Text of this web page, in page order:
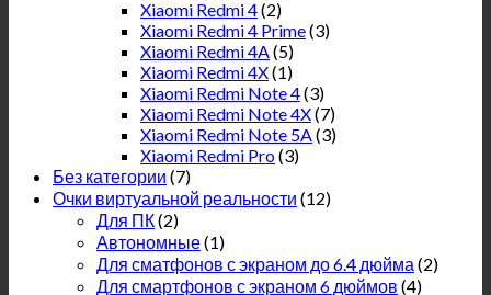
Xiaomi Redmi 4(2)
Xiaomi Redmi 4 Prime(3)
Xiaomi Redmi 4A(5)
Xiaomi Redmi 4X(1)
Xiaomi Redmi Note 4(3)
Xiaomi Redmi Note 4X(7)
Xiaomi Redmi Note 5A(3)
Xiaomi Redmi Pro(3)
Без категории (7)
Очки виртуальной реальности (12)
Для ПК(2)
Автономные(1)
Для сматфонов с экраном до 6.4 дюйма (2)
Для смартфонов с экраном 6 дюймов (4)